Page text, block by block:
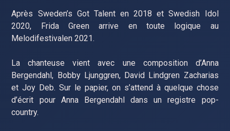
Après Sweden’s Got Talent en 2018 et Swedish Idol
2020, Frida Green arrive en toute logique au
Melodifestivalen 2021.
La chanteuse vient avec une composition d’Anna
Bergendahl, Bobby Ljunggren, David Lindgren Zacharias
et Joy Deb. Sur le papier, on s’attend à quelque chose
d’écrit pour Anna Bergendahl dans un registre pop-
country.